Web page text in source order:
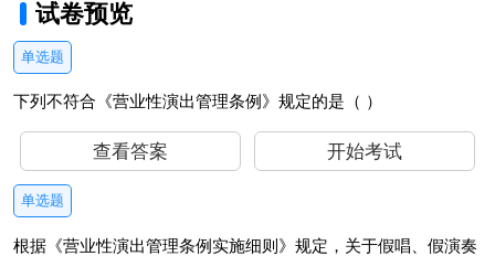
试卷预览
单选题
下列不符合《营业性演出管理条例》规定的是（ ）
查看答案 开始考试
单选题
根据《营业性演出管理条例实施细则》规定，关于假唱、假演奏